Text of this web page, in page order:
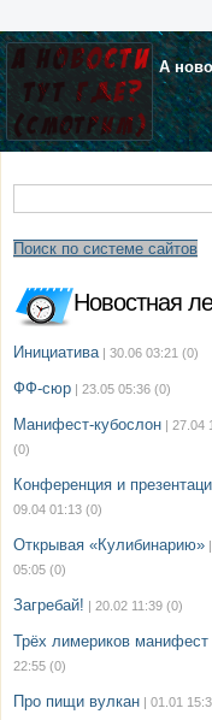
А
Поиск по системе сайтов
Новостная
Инициатива | 30.06 03:21 (0)
ФФ-сюр | 23.05 05:36 (0)
Манифест-кубослон | 27.04
(0)
Конференция и
09.04 01:13 (0)
Открывая «Кулибинарию»
05:05 (0)
Загребай! | 20.02 11:39 (0)
Трёх лимериков манифест
22:55 (0)
Про пищи вулкан | 01.01